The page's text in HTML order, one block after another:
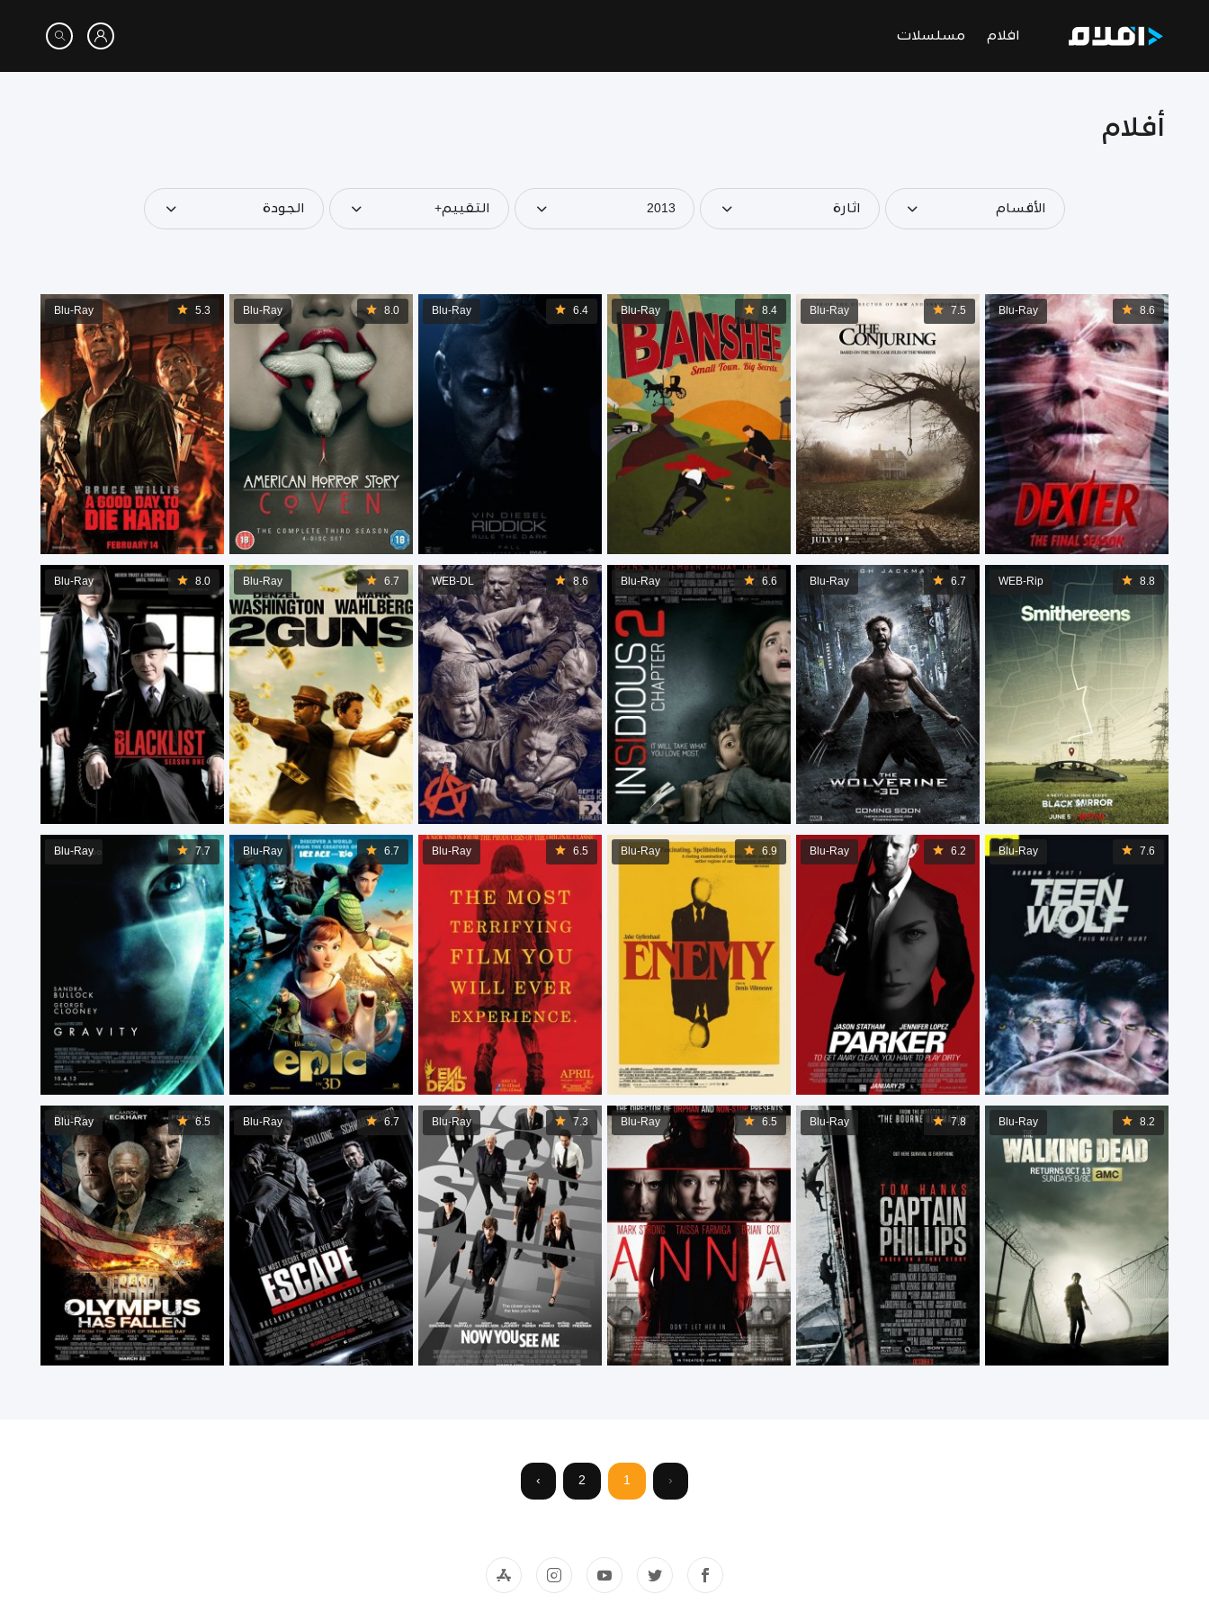
افلام مسلسلات
أفلام
الأقسام اثارة 2013 التقييم+ الجودة
8.6
Blu-Ray
7.5
Blu-Ray
8.4
Blu-Ray
6.4
Blu-Ray
8.0
Blu-Ray
5.3
Blu-Ray
8.8
WEB-Rip
6.7
Blu-Ray
6.6
Blu-Ray
8.6
WEB-DL
6.7
Blu-Ray
8.0
Blu-Ray
7.6
Blu-Ray
6.2
Blu-Ray
6.9
Blu-Ray
6.5
Blu-Ray
6.7
Blu-Ray
7.7
Blu-Ray
8.2
Blu-Ray
7.8
Blu-Ray
6.5
Blu-Ray
7.3
Blu-Ray
6.7
Blu-Ray
6.5
Blu-Ray
‹
1
2
›